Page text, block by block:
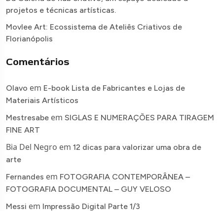
projetos e técnicas artísticas.
Movlee Art: Ecossistema de Ateliês Criativos de
Florianópolis
Comentários
Olavo em E-book Lista de Fabricantes e Lojas de
Materiais Artísticos
Mestresabe em SIGLAS E NUMERAÇÕES PARA TIRAGEM
FINE ART
Bia Del Negro em 12 dicas para valorizar uma obra de
arte
Fernandes em FOTOGRAFIA CONTEMPORÂNEA –
FOTOGRAFIA DOCUMENTAL – GUY VELOSO
Messi em Impressão Digital Parte 1/3